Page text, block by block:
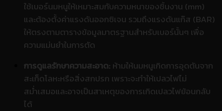
ใช้เบอร์นมหนูให้เหมาะสมกับความหนาของชิ้นงาน (mm)
และต้องตั้งค่าแรงดันออกซิเจน รวมถึงแรงดันแก๊ส (BAR)
ให้ตรงตามตารางข้อมูลมาตรฐานสำหรับเบอร์นั้นๆ เพื่อ
ความแม่นยำในการตัด
การดูแลรักษาความสะอาด: ห้ามให้นมหนูเกิดการอุดตันจาก
สะเก็ดโลหะหรือสิ่งสกปรก เพราะจะทำให้เปลวไฟไม่
สม่ำเสมอและอาจเป็นสาเหตุของการเกิดเปลวไฟย้อนกลับ
ได้